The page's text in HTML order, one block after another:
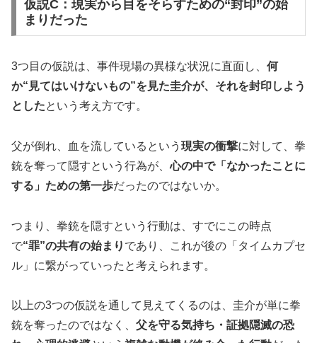
仮説C：現実から目をそらすための“封印”の始
まりだった
3つ目の仮説は、事件現場の異様な状況に直面し、 何
か“見てはいけないもの”を見た圭介が、それを封印しよう
としたという考え方です。
父が倒れ、血を流しているという 現実の衝撃に対して、拳
銃を奪って隠すという行為が、心の中で「なかったことに
する」ための第一歩だったのではないか。
つまり、拳銃を隠すという行動は、すでにこの時点
で“罪”の共有の始まり であり、これが後の「タイムカプセ
ル」に繋がっていったと考えられます。
以上の3つの仮説を通して見えてくるのは、圭介が単に拳
銃を奪ったのではなく、 父を守る気持ち・証拠隠滅の恐